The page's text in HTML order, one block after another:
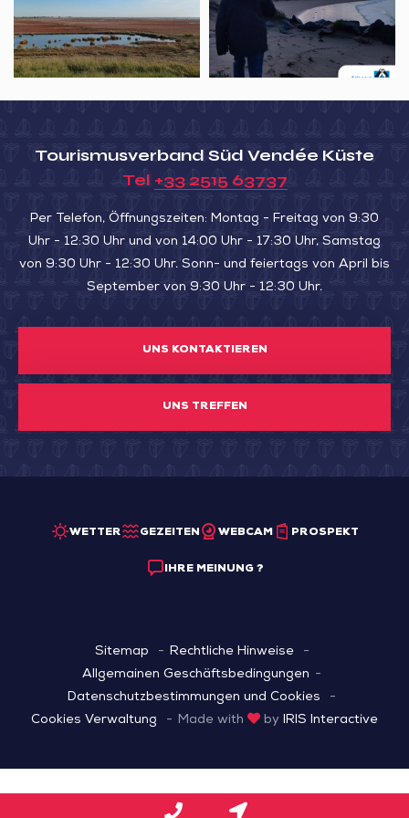
au
fil
saisons
Octobre
DÜNEN
UND
MOOREN“
Tourismusverband Süd Vendée Küste
Tel +33 2515 63737
Per Telefon, Öffnungszeiten: Montag - Freitag von 9:30
Uhr - 12:30 Uhr und von 14:00 Uhr - 17:30 Uhr, Samstag
von 9:30 Uhr - 12:30 Uhr. Sonn- und feiertags von April bis
September von 9:30 Uhr - 12:30 Uhr.
UNS KONTAKTIEREN
UNS TREFFEN
WETTER GEZEITEN WEBCAM PROSPEKT
IHRE MEINUNG ?
Sitemap
Rechtliche Hinweise
Allgemainen Geschäftsbedingungen
Datenschutzbestimmungen und Cookies
Cookies Verwaltung
Made with by IRIS Interactive